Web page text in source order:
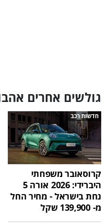
גולשים אחרים
חדשות רכב
קרוסאובר משפחתי
היברידי: 2026 אורה 5
נחת בישראל - מחיר החל
מ- 139,900 שקל